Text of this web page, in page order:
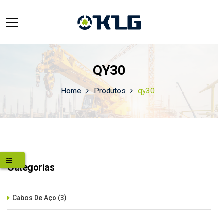
QY30
Home Produtos qy30
Categorias
Cabos De Aço (3)